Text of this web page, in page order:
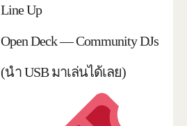
Line Up
Open Deck — Community DJs
(นำ USB มาเล่นได้เลย)